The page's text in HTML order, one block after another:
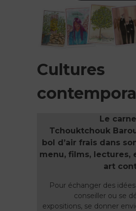
Cultures
Le
Tchouktchouk
bol d’air frais dans
menu, films, lectures,
art
Pour échanger des
conseiller ou se
expositions, se donner